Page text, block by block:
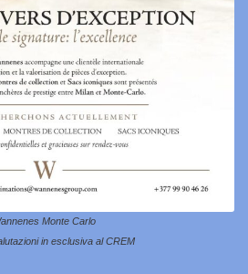
Monte Carlo
in esclusiva al CREM